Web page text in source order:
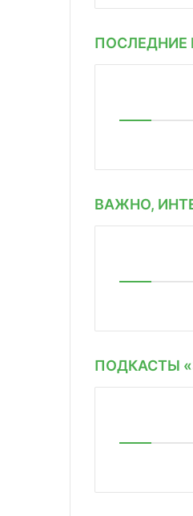
ПОСЛЕДНИЕ
ВАЖНО,
ПОДКАСТЫ